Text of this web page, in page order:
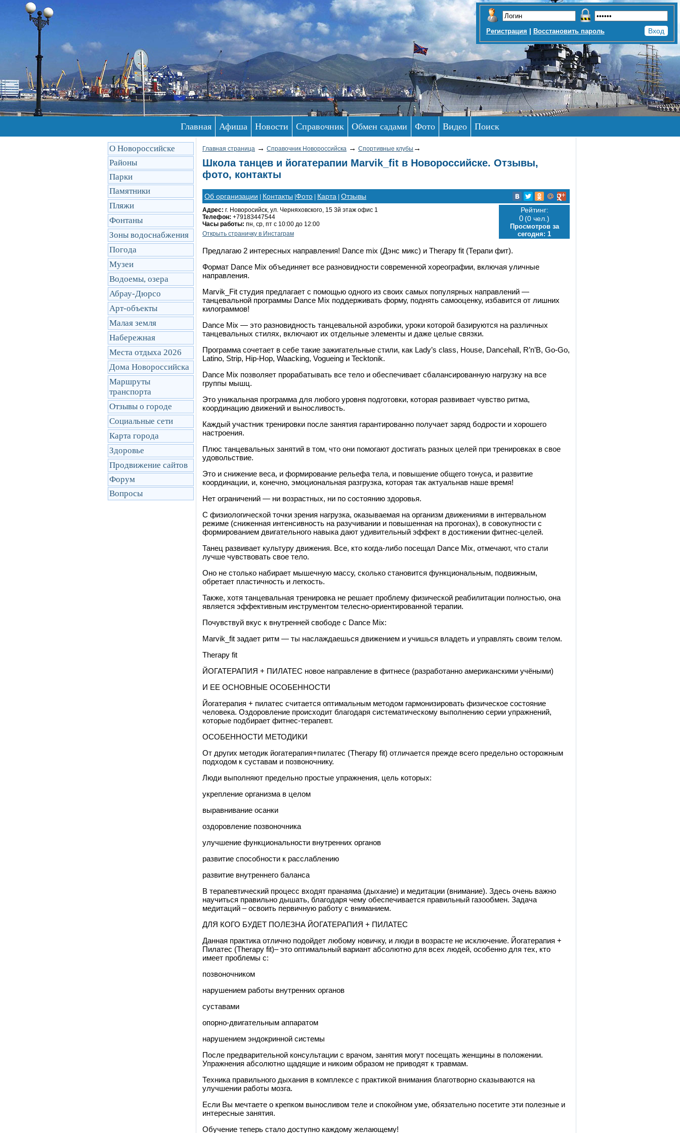
Регистрация | Восстановить пароль
Главная Афиша Новости Справочник Обмен садами Фото Видео Поиск
О Новороссийске
Районы
Парки
Памятники
Пляжи
Фонтаны
Зоны водоснабжения
Погода
Музеи
Водоемы, озера
Абрау-Дюрсо
Арт-объекты
Малая земля
Набережная
Места отдыха 2026
Дома Новороссийска
Маршруты
транcпорта
Отзывы о городе
Социальные сети
Карта города
Здоровье
Продвижение сайтов
Форум
Вопросы
Главная страница → Справочник Новороссийска → Спортивные клубы →
Школа танцев и йогатерапии Marvik_fit в Новороссийске. Отзывы,
фото, контакты
Об организации Контакты Фото Карта Отзывы
Адрес: г. Новоросийск, ул. Черняховского, 15 3й этаж офис 1
Телефон: +79183447544
Часы работы: пн, ср, пт с 10:00 до 12:00
Открыть cтраничку в Инстаграм
Рейтинг:
0(0 чел.)
Просмотров за
сегодня: 1
Предлагаю 2 интересных направления! Dance mix (Дэнс микс) и Therapy fit (Терапи фит).
Формат Dance Mix объединяет все разновидности современной хореографии, включая уличные
направления.
Marvik_Fit студия предлагает с помощью одного из своих самых популярных направлений —
танцевальной программы Dance Mix поддерживать форму, поднять самооценку, избавится от лишних
килограммов!
Dance Mix — это разновидность танцевальной аэробики, уроки которой базируются на различных
танцевальных стилях, включают их отдельные элементы и даже целые связки.
Программа сочетает в себе такие зажигательные стили, как Lady’s class, House, Dancehall, R’n’B, Go-Go,
Latino, Strip, Hip-Hop, Waacking, Vogueing и Tecktonik.
Dance Mix позволяет прорабатывать все тело и обеспечивает сбалансированную нагрузку на все
группы мышц.
Это уникальная программа для любого уровня подготовки, которая развивает чувство ритма,
координацию движений и выносливость.
Каждый участник тренировки после занятия гарантированно получает заряд бодрости и хорошего
настроения.
Плюс танцевальных занятий в том, что они помогают достигать разных целей при тренировках в свое
удовольствие.
Это и снижение веса, и формирование рельефа тела, и повышение общего тонуса, и развитие
координации, и, конечно, эмоциональная разгрузка, которая так актуальнав наше время!
Нет ограничений — ни возрастных, ни по состоянию здоровья.
С физиологической точки зрения нагрузка, оказываемая на организм движениями в интервальном
режиме (сниженная интенсивность на разучивании и повышенная на прогонах), в совокупности с
формированием двигательного навыка дают удивительный эффект в достижении фитнес-целей.
Танец развивает культуру движения. Все, кто когда-либо посещал Dance Mix, отмечают, что стали
лучше чувствовать свое тело.
Оно не столько набирает мышечную массу, сколько становится функциональным, подвижным,
обретает пластичность и легкость.
Также, хотя танцевальная тренировка не решает проблему физической реабилитации полностью, она
является эффективным инструментом телесно-ориентированной терапии.
Почувствуй вкус к внутренней свободе с Dance Mix:
Marvik_fit задает ритм — ты наслаждаешься движением и учишься владеть и управлять своим телом.
Therapy fit
ЙОГАТЕРАПИЯ + ПИЛАТЕС новое направление в фитнесе (разработанно американскими учёными)
И ЕЕ ОСНОВНЫЕ ОСОБЕННОСТИ
Йогатерапия + пилатес считается оптимальным методом гармонизировать физическое состояние
человека. Оздоровление происходит благодаря систематическому выполнению серии упражнений,
которые подбирает фитнес-терапевт.
ОСОБЕННОСТИ МЕТОДИКИ
От других методик йогатерапия+пилатес (Therapy fit) отличается прежде всего предельно осторожным
подходом к суставам и позвоночнику.
Люди выполняют предельно простые упражнения, цель которых:
укрепление организма в целом
выравнивание осанки
оздоровление позвоночника
улучшение функциональности внутренних органов
развитие способности к расслаблению
развитие внутреннего баланса
В терапевтический процесс входят пранаяма (дыхание) и медитации (внимание). Здесь очень важно
научиться правильно дышать, благодаря чему обеспечивается правильный газообмен. Задача
медитаций – освоить первичную работу с вниманием.
ДЛЯ КОГО БУДЕТ ПОЛЕЗНА ЙОГАТЕРАПИЯ + ПИЛАТЕС
Данная практика отлично подойдет любому новичку, и люди в возрасте не исключение. Йогатерапия +
Пилатес (Therapy fit)– это оптимальный вариант абсолютно для всех людей, особенно для тех, кто
имеет проблемы с:
позвоночником
нарушением работы внутренних органов
суставами
опорно-двигательным аппаратом
нарушением эндокринной системы
После предварительной консультации с врачом, занятия могут посещать женщины в положении.
Упражнения абсолютно щадящие и никоим образом не приводят к травмам.
Техника правильного дыхания в комплексе с практикой внимания благотворно сказываются на
улучшении работы мозга.
Если Вы мечтаете о крепком выносливом теле и спокойном уме, обязательно посетите эти полезные и
интересные занятия.
Обучение теперь стало доступно каждому желающему!